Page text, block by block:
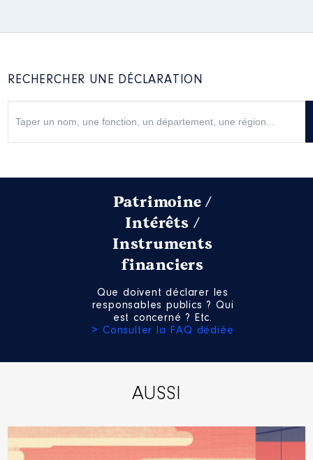
2021 0 €
Net
Description: Membre CA
│ De : 06/2021 à 07/2023
Rémunération ou gratification
Montant Type
2022
0 €
Net
RECHERCHER UNE DÉCLARATION
Patrimoine /
Intérêts /
Instruments
financiers
Que doivent déclarer les
responsables publics ? Qui
est concerné ? Etc.
> Consulter la FAQ dédiée
AUSSI